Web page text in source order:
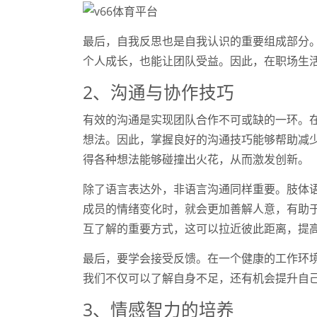
最后，自我反思也是自我认识的重要组成部
个人成长，也能让团队受益。因此，在职场生
2、沟通与协作技巧
有效的沟通是实现团队合作不可或缺的一环
想法。因此，掌握良好的沟通技巧能够帮助
得各种想法能够碰撞出火花，从而激发创新。
除了语言表达外，非语言沟通同样重要。肢
成员的情绪变化时，就会更加善解人意，有
互了解的重要方式，这可以拉近彼此距离，提
最后，要学会接受反馈。在一个健康的工作
我们不仅可以了解自身不足，还有机会提升
3、情感智力的培养